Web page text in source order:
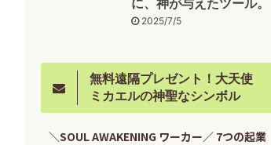
に、神が与えたツール。
2025/7/5
無料遠隔プレゼント！大天使
ミカエルの神聖なシンボル
＼SOUL AWAKENING ワーカー／ 7つの起業